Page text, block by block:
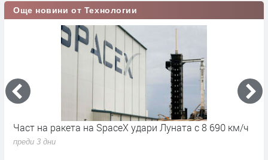
Още новини от Технологии
удари Луната с 8 690 км/ч
6G ще може да „вижда“